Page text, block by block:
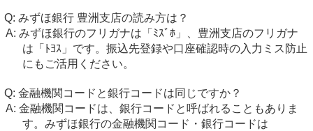
みずほ銀行 豊洲支店の読み方は？
みずほ銀行のフリガナは「ﾐｽﾞﾎ」、豊洲支店のフリガナ
は「ﾄﾖｽ」です。振込先登録や口座確認時の入力ミス防止
にもご活用ください。
金融機関コードと銀行コードは同じですか？
金融機関コードは、銀行コードと呼ばれることもありま
す。みずほ銀行の金融機関コード・銀行コードは